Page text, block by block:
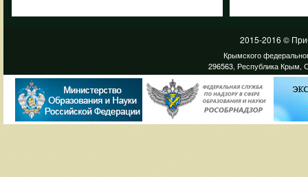
2015-2016 ©
Крымского
296563, Республика Крым,